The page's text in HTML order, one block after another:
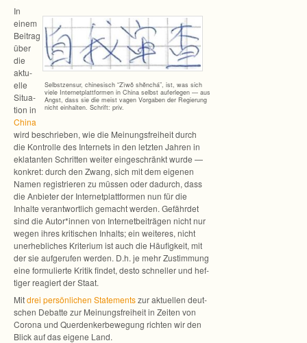
Selbst­zen­sur, chi­ne­sisch “Zìwǒ shěn­chá”, ist, was sich
viele Inter­net­platt­for­men in China selbst auf­er­le­gen — aus
Angst, dass sie die meist vagen Vor­ga­ben der Regie­rung
nicht ein­hal­ten. Schrift: priv.
In
einem
Bei­trag
über
die
aktu­
elle
Situa­
tion in
China
wird beschrie­ben, wie die Mei­nungs­frei­heit durch
die Kon­trolle des Inter­nets in den letz­ten Jah­ren in
ekla­tan­ten Schrit­ten wei­ter ein­ge­schränkt wurde —
kon­kret: durch den Zwang, sich mit dem eige­nen
Namen regis­trie­ren zu müs­sen oder dadurch, dass
die Anbie­ter der Inter­net­platt­for­men nun für die
Inhalte ver­ant­wort­lich gemacht wer­den. Gefähr­det
sind die Autor*innen von Inter­net­bei­trä­gen nicht nur
wegen ihres kri­ti­schen Inhalts; ein wei­te­res, nicht
uner­heb­li­ches Kri­te­rium ist auch die Häu­fig­keit, mit
der sie auf­ge­ru­fen wer­den. D.h. je mehr Zustim­mung
eine for­mu­lierte Kri­tik fin­det, desto schnel­ler und hef­
ti­ger rea­giert der Staat.
Mitdrei per­sön­li­chen State­mentszur aktu­el­len deut­
schen Debatte zur Mei­nungs­frei­heit in Zei­ten von
Corona und Quer­den­ker­be­we­gung rich­ten wir den
Blick auf das eigene Land.